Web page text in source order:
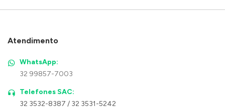
Atendimento
WhatsApp:
32 99857-7003
Telefones SAC:
32 3532-8387 / 32 3531-5242